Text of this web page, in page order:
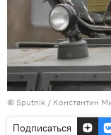
© Sputnik / Константин
Подписаться